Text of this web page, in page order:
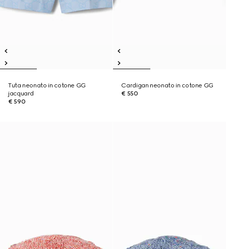
Tuta neonato in cotone GG
jacquard
€ 590
Cardigan neonato in cotone GG
€ 550